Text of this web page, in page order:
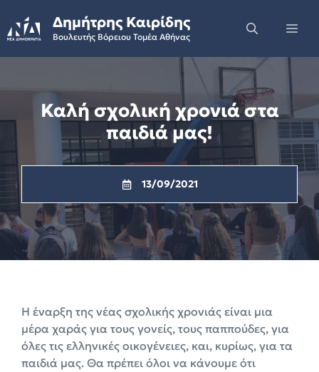
to
content
Δημήτρης Καιρίδης
Βουλευτής Βόρειου Τομέα Αθήνας
Καλή σχολική χρονιά στα
παιδιά μας!
13/09/2021
Η έναρξη της νέας σχολικής χρονιάς είναι μια
μέρα χαράς για τους γονείς, τους παππούδες, για
όλες τις ελληνικές οικογένειες, και, κυρίως, για τα
παιδιά μας. Θα πρέπει όλοι να κάνουμε ότι